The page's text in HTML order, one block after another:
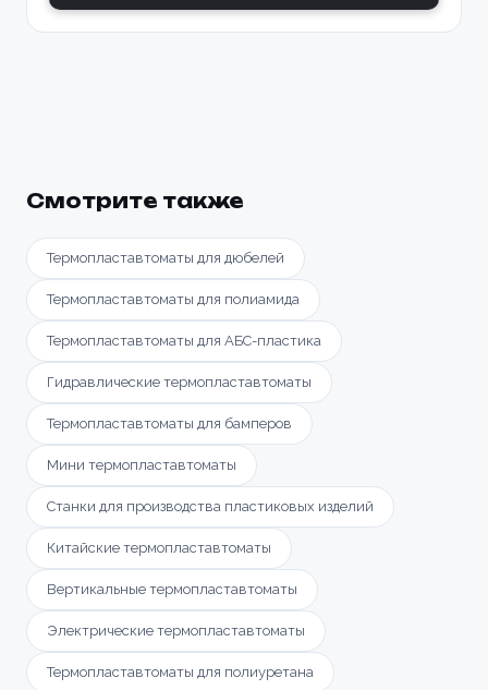
Смотрите также
Термопластавтоматы для дюбелей
Термопластавтоматы для полиамида
Термопластавтоматы для АБС-пластика
Гидравлические термопластавтоматы
Термопластавтоматы для бамперов
Мини термопластавтоматы
Станки для производства пластиковых изделий
Китайские термопластавтоматы
Вертикальные термопластавтоматы
Электрические термопластавтоматы
Термопластавтоматы для полиуретана
Товар
Ваше имя *